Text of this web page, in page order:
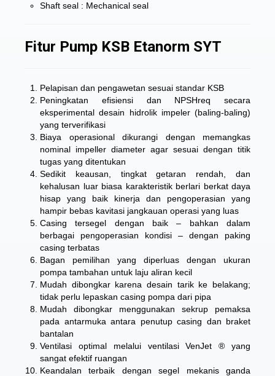
Shaft seal : Mechanical seal
Fitur Pump KSB Etanorm SYT
Pelapisan dan pengawetan sesuai standar KSB
Peningkatan efisiensi dan NPSHreq secara
eksperimental desain hidrolik impeler (baling-baling)
yang terverifikasi
Biaya operasional dikurangi dengan memangkas
nominal impeller diameter agar sesuai dengan titik
tugas yang ditentukan
Sedikit keausan, tingkat getaran rendah, dan
kehalusan luar biasa karakteristik berlari berkat daya
hisap yang baik kinerja dan pengoperasian yang
hampir bebas kavitasi jangkauan operasi yang luas
Casing tersegel dengan baik – bahkan dalam
berbagai pengoperasian kondisi – dengan paking
casing terbatas
Bagan pemilihan yang diperluas dengan ukuran
pompa tambahan untuk laju aliran kecil
Mudah dibongkar karena desain tarik ke belakang;
tidak perlu lepaskan casing pompa dari pipa
Mudah dibongkar menggunakan sekrup pemaksa
pada antarmuka antara penutup casing dan braket
bantalan
Ventilasi optimal melalui ventilasi VenJet ® yang
sangat efektif ruangan
Keandalan terbaik dengan segel mekanis ganda